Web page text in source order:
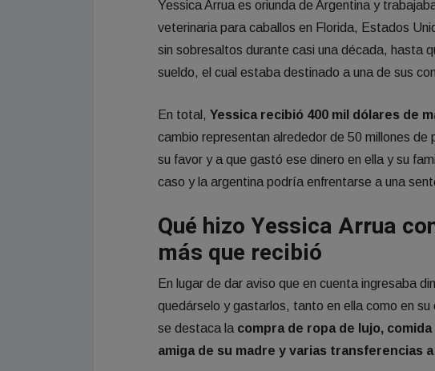
Yessica Arrua es oriunda de Argentina y
veterinaria para caballos en Florida, Estados
sin sobresaltos durante casi una década, hasta
sueldo, el cual estaba destinado a una de sus
En total, Yessica recibió 400 mil dólares de
cambio representan alrededor de 50 millones
su favor y a que gastó ese dinero en ella y su
caso y la argentina podría enfrentarse a una
Qué hizo Yessica Arrua
más que recibió
En lugar de dar aviso que en cuenta ingresaba
quedárselo y gastarlos, tanto en ella como en
se destaca la compra de ropa de lujo,
amiga de su madre y varias transferencias